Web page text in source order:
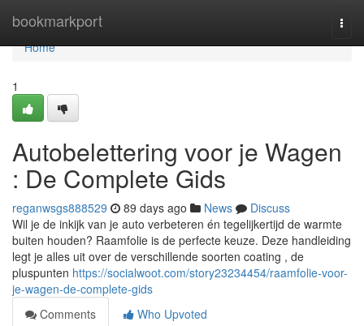
bookmarkport
Home
Home
1
Autobelettering voor je Wagen
: De Complete Gids
reganwsgs888529 89 days ago News
Discuss
Wil je de inkijk van je auto verbeteren én tegelijkertijd de warmte
buiten houden? Raamfolie is de perfecte keuze. Deze handleiding
legt je alles uit over de verschillende soorten coating , de
pluspunten https://socialwoot.com/story23234454/raamfolie-voor-
je-wagen-de-complete-gids
Comments
Who Upvoted